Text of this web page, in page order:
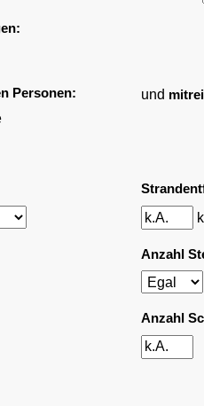
Personen:
und
Anzahl
Anzahl